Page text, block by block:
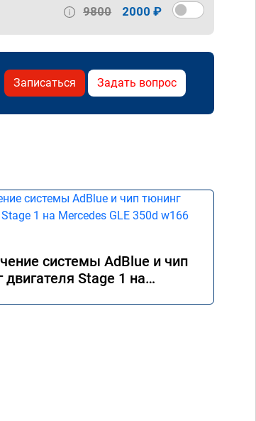
9800 2000 ₽
Записаться Задать вопрос
системы AdBlue и чип
двигателя Stage 1 на